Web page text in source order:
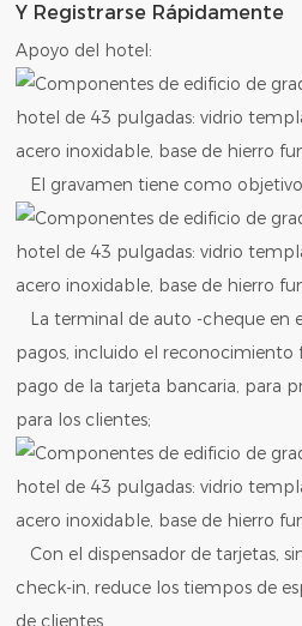
Y Registrarse Rápidamente
Apoyo del hotel:
El gravamen tiene como
La terminal de auto -cheque en
pagos, incluido el reconocimiento
pago de la tarjeta bancaria, para
para los clientes;
Con el dispensador de tarjetas,
check-in, reduce los tiempos de
de clientes.